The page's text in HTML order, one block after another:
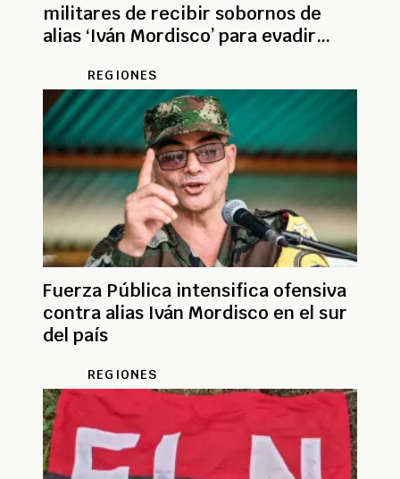
militares de recibir sobornos de
alias ‘Iván Mordisco’ para evadir
REGIONES
Fuerza Pública intensifica ofensiva
contra alias Iván Mordisco en el sur
del país
REGIONES